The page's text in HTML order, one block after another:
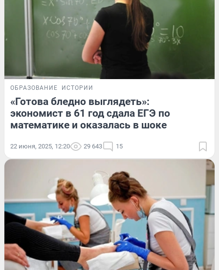
ОБРАЗОВАНИЕ ИСТОРИИ
«Готова бледно выглядеть»:
экономист в 61 год сдала ЕГЭ по
математике и оказалась в шоке
22 июня, 2025, 12:20 29 643 15